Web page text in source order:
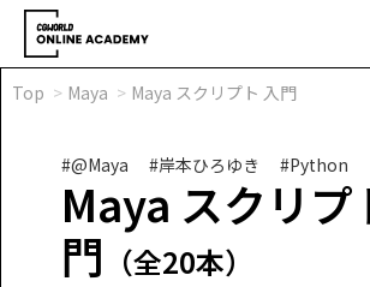
Top Maya Maya スクリプト 入門
#@Maya #岸本ひろゆき #Python
Maya スクリプ
門 （全20本）